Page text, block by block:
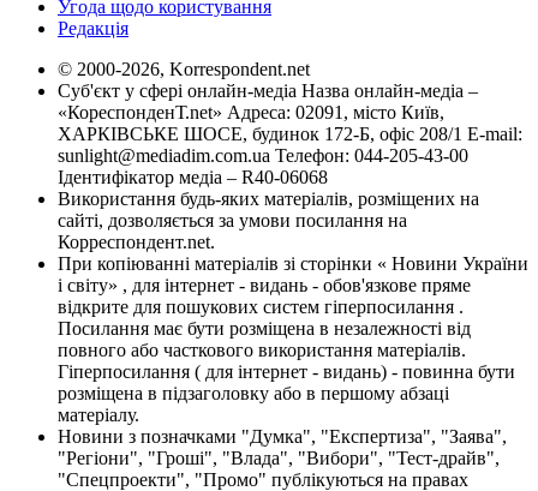
Угода щодо користування
Редакція
© 2000-2026, Korrespondent.net
Суб'єкт у сфері онлайн-медіа Назва онлайн-медіа –
«КореспонденТ.net» Адреса: 02091, місто Київ,
ХАРКІВСЬКЕ ШОСЕ, будинок 172-Б, офіс 208/1 E-mail:
sunlight@mediadim.com.ua Телефон: 044-205-43-00
Ідентифікатор медіа – R40-06068
Використання будь-яких матеріалів, розміщених на
сайті, дозволяється за умови посилання на
Корреспондент.net.
При копіюванні матеріалів зі сторінки « Новини України
і світу» , для інтернет - видань - обов'язкове пряме
відкрите для пошукових систем гіперпосилання .
Посилання має бути розміщена в незалежності від
повного або часткового використання матеріалів.
Гіперпосилання ( для інтернет - видань) - повинна бути
розміщена в підзаголовку або в першому абзаці
матеріалу.
Новини з позначками "Думка", "Експертиза", "Заява",
"Регіони", "Гроші", "Влада", "Вибори", "Тест-драйв",
"Спецпроекти", "Промо" публікуються на правах